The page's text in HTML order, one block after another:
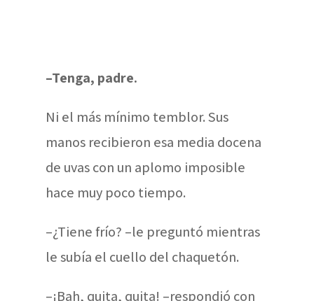
–Tenga, padre.
Ni el más mínimo temblor. Sus
manos recibieron esa media docena
de uvas con un aplomo imposible
hace muy poco tiempo.
–¿Tiene frío? –le preguntó mientras
le subía el cuello del chaquetón.
–¡Bah, quita, quita! –respondió con